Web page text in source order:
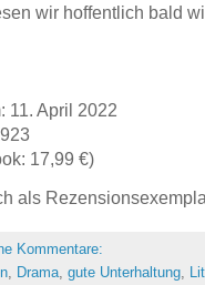
wir hoffentlich bald
11. April 2022
17,99 €)
als
Kommentare:
Drama gute Unterhaltung